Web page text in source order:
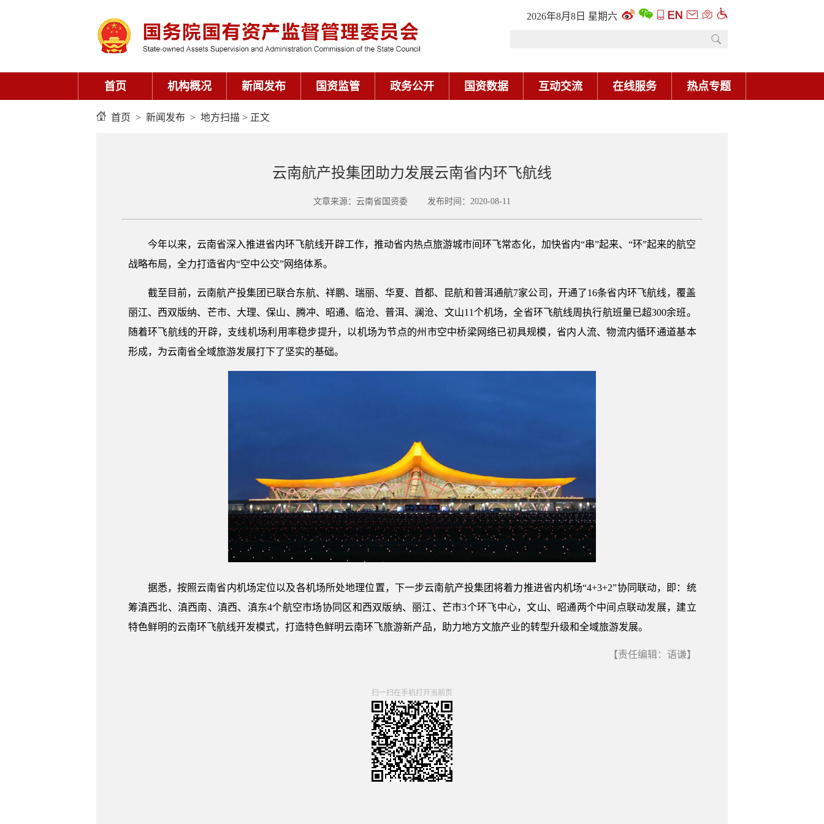
2026年8月8日 星期六
首页 机构概况 新闻发布 国资监管 政务公开 国资数据 互动交流 在线服务 热点专题
首页 > 新闻发布 > 地方扫描 > 正文
云南航产投集团助力发展云南省内环飞航线
文章来源：云南省国资委 发布时间：2020-08-11
今年以来，云南省深入推进省内环飞航线开辟工作，推动省内热点旅游城市间环飞常态化，加快省内“串”起来、“环”起来的航空
战略布局，全力打造省内“空中公交”网络体系。
截至目前，云南航产投集团已联合东航、祥鹏、瑞丽、华夏、首都、昆航和普洱通航7家公司，开通了16条省内环飞航线，覆盖
丽江、西双版纳、芒市、大理、保山、腾冲、昭通、临沧、普洱、澜沧、文山11个机场，全省环飞航线周执行航班量已超300余班。
随着环飞航线的开辟，支线机场利用率稳步提升，以机场为节点的州市空中桥梁网络已初具规模，省内人流、物流内循环通道基本
形成，为云南省全域旅游发展打下了坚实的基础。
据悉，按照云南省内机场定位以及各机场所处地理位置，下一步云南航产投集团将着力推进省内机场“4+3+2”协同联动，即：统
筹滇西北、滇西南、滇西、滇东4个航空市场协同区和西双版纳、丽江、芒市3个环飞中心，文山、昭通两个中间点联动发展，建立
特色鲜明的云南环飞航线开发模式，打造特色鲜明云南环飞旅游新产品，助力地方文旅产业的转型升级和全域旅游发展。
【责任编辑：语谦】
扫一扫在手机打开当前页